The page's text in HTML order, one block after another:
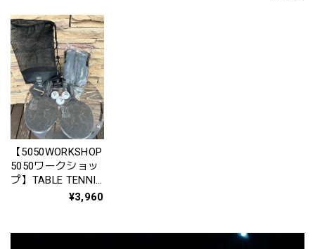
【5050WORKSHOP
5050ワークショッ
プ】TABLE TENNIS
¥3,960